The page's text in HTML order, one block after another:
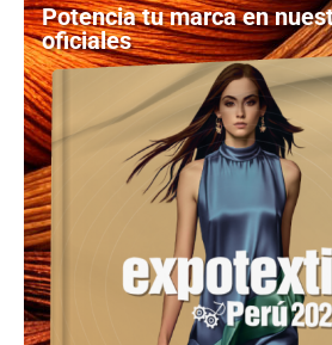
Potencia tu marca en
oficiales